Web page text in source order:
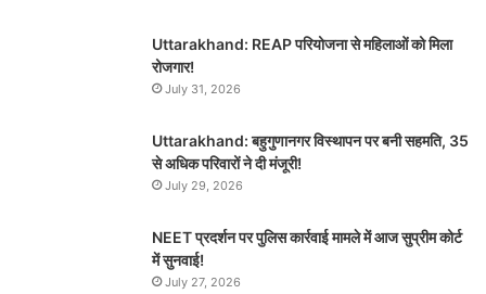
Uttarakhand: REAP परियोजना से महिलाओं को मिला
रोजगार!
July 31, 2026
Uttarakhand: बहुगुणानगर विस्थापन पर बनी सहमति, 35
से अधिक परिवारों ने दी मंजूरी!
July 29, 2026
NEET प्रदर्शन पर पुलिस कार्रवाई मामले में आज सुप्रीम कोर्ट
में सुनवाई!
July 27, 2026